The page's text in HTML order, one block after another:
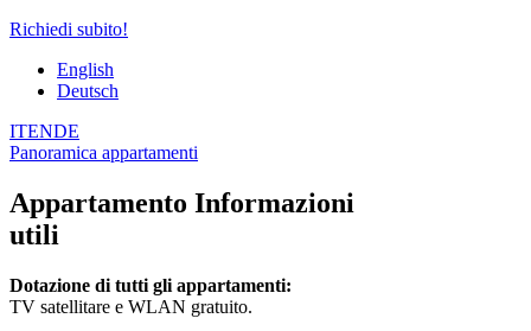
Richiedi subito!
English
Deutsch
ITENDE
Panoramica appartamenti
Appartamento Informazioni
utili
Dotazione di tutti gli appartamenti:
TV satellitare e WLAN gratuito.